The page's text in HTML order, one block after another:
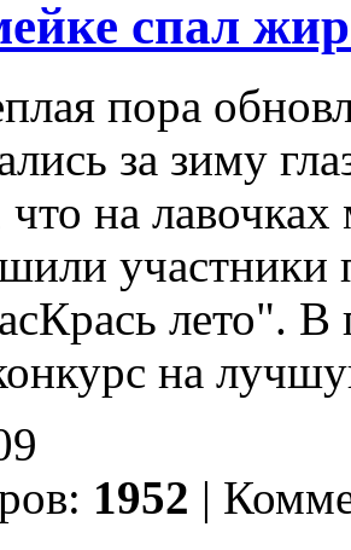
спал
пора
за зиму
что на
лето". В
на
1952 |